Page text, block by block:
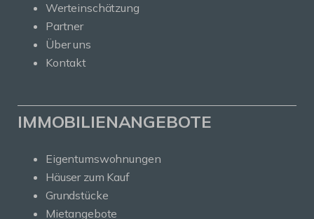
Werteinschätzung
Partner
Über uns
Kontakt
IMMOBILIENANGEBOTE
Eigentumswohnungen
Häuser zum Kauf
Grundstücke
Mietangebote